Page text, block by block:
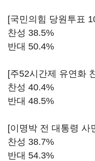
[국민의힘 당원투표
찬성 38.5%
반대 50.4%
[주52시간제 유연화
찬성 40.4%
반대 48.5%
[이명박 전 대통령 사
찬성 38.7%
반대 54.3%